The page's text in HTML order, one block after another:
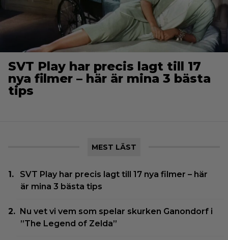
SVT Play har precis lagt till 17
nya filmer – här är mina 3 bästa
tips
MEST LÄST
SVT Play har precis lagt till 17 nya filmer – här
är mina 3 bästa tips
Nu vet vi vem som spelar skurken Ganondorf i
”The Legend of Zelda”